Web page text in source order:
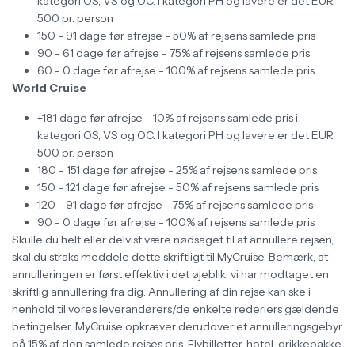
500 pr. person
150 - 91 dage før afrejse - 50% af rejsens samlede pris
90 - 61 dage før afrejse - 75% af rejsens samlede pris
60 - 0 dage før afrejse - 100% af rejsens samlede pris
World Cruise
+181 dage før afrejse - 10% af rejsens samlede pris i
kategori OS, VS og OC. I kategori PH og lavere er det EUR
500 pr. person
180 - 151 dage før afrejse - 25% af rejsens samlede pris
150 - 121 dage før afrejse - 50% af rejsens samlede pris
120 - 91 dage før afrejse - 75% af rejsens samlede pris
90 - 0 dage før afrejse - 100% af rejsens samlede pris
Skulle du helt eller delvist være nødsaget til at annullere rejsen,
skal du straks meddele dette skriftligt til MyCruise. Bemærk, at
annulleringen er først effektiv i det øjeblik, vi har modtaget en
skriftlig annullering fra dig. Annullering af din rejse kan ske i
henhold til vores leverandørers/de enkelte rederiers gældende
betingelser. MyCruise opkræver derudover et annulleringsgebyr
på 15% af den samlede rejses pris. Flybilletter, hotel, drikkepakke